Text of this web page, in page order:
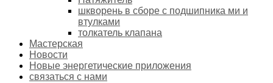
шкворень в сборе с подшипника ми и
втулками
толкатель клапана
Мастерская
Новости
Новые энергетические приложения
связаться с нами